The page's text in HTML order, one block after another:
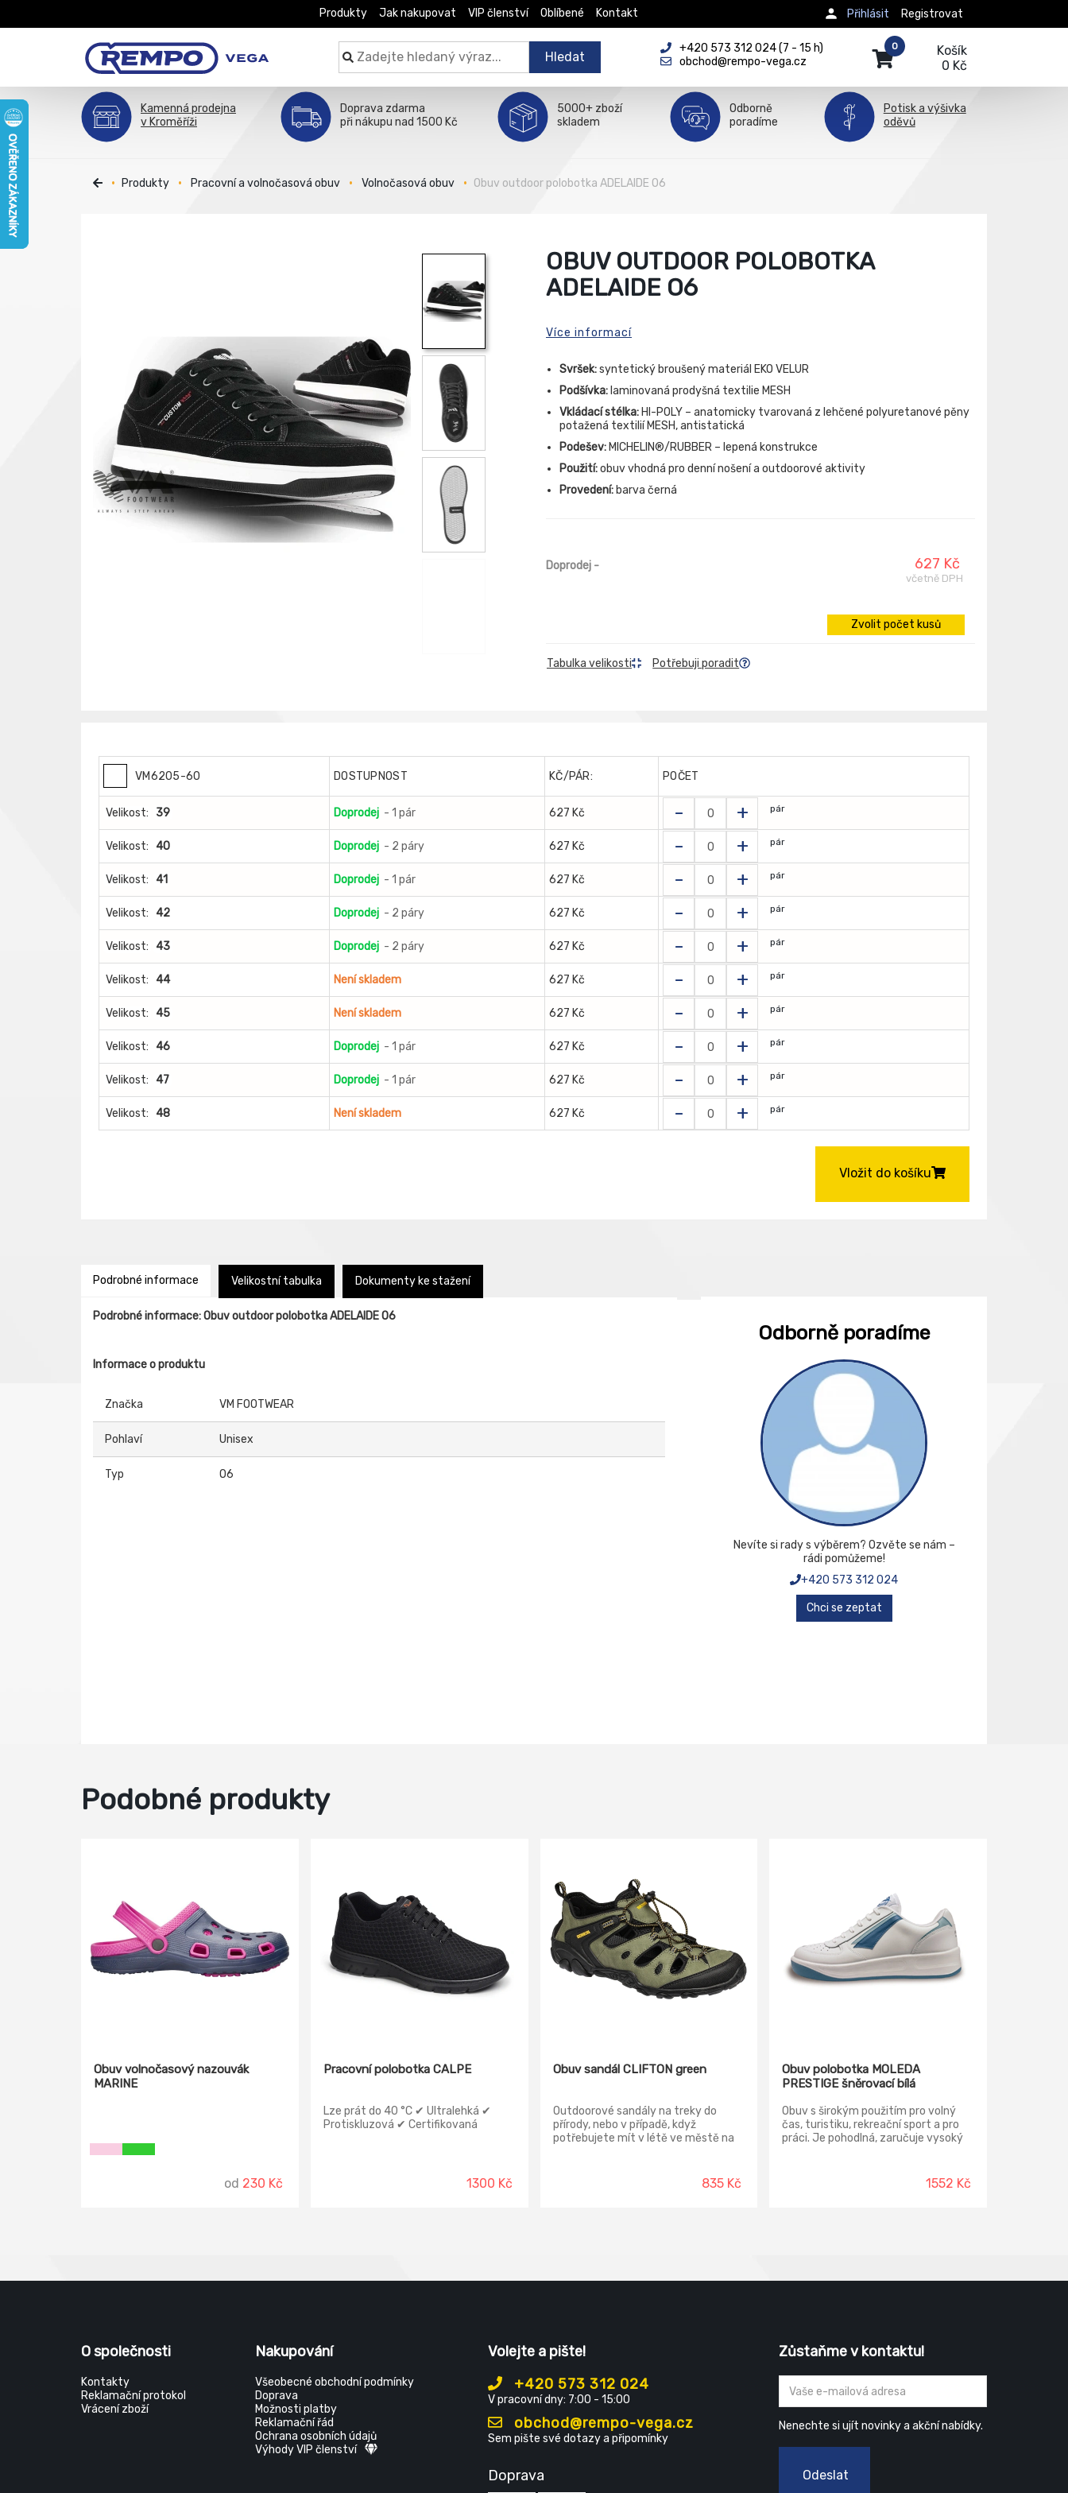
Produkty Jak nakupovat VIP členství Oblíbené Kontakt Registrovat
Přihlásit
Hledat
+420 573 312 024 (7 - 15 h)
obchod@rempo-vega.cz
Košík
0 Kč
0
Kamenná prodejna
v Kroměříži
Doprava zdarma
při nákupu nad 1500 Kč
5000+ zboží
skladem
Odborně
poradíme
Potisk a výšivka
oděvů
Produkty Pracovní a volnočasová obuv Volnočasová obuv Obuv outdoor polobotka ADELAIDE O6
OBUV OUTDOOR POLOBOTKA
ADELAIDE O6
Více informací
Svršek:syntetický broušený materiál EKO VELUR
Podšívka: laminovaná prodyšná textilie MESH
Vkládací stélka: HI-POLY – anatomicky tvarovaná z lehčené polyuretanové pěny
potažená textilií MESH, antistatická
Podešev: MICHELIN®/RUBBER – lepená konstrukce
Použití:obuv vhodná pro denní nošení a outdoorové aktivity
Provedení: barva černá
Doprodej - 627 Kč
včetně DPH
Zvolit počet kusů
Tabulka velikosti Potřebuji poradit
VM6205-60 DOSTUPNOST KČ/PÁR: POČET
Velikost: 39 Doprodej - 1 pár 627 Kč - + pár
Velikost: 40 Doprodej - 2 páry 627 Kč - + pár
Velikost: 41 Doprodej - 1 pár 627 Kč - + pár
Velikost: 42 Doprodej - 2 páry 627 Kč - + pár
Velikost: 43 Doprodej - 2 páry 627 Kč - + pár
Velikost: 44 Není skladem 627 Kč - + pár
Velikost: 45 Není skladem 627 Kč - + pár
Velikost: 46 Doprodej - 1 pár 627 Kč - + pár
Velikost: 47 Doprodej - 1 pár 627 Kč - + pár
Velikost: 48 Není skladem 627 Kč - + pár
Vložit do košíku
Podrobné informace Velikostní tabulka Dokumenty ke stažení
Podrobné informace: Obuv outdoor polobotka ADELAIDE O6
Informace o produktu
Značka VM FOOTWEAR
Pohlaví Unisex
Typ O6
Odborně poradíme
Nevíte si rady s výběrem? Ozvěte se nám –
rádi pomůžeme!
+420 573 312 024
Chci se zeptat
Podobné produkty
Obuv volnočasový nazouvák
MARINE
od 230 Kč
Pracovní polobotka CALPE
Lze prát do 40 °C ✔ Ultralehká ✔
Protiskluzová ✔ Certifikovaná
1300 Kč
Obuv sandál CLIFTON green
Outdoorové sandály na treky do
přírody, nebo v případě, když
potřebujete mít v létě ve městě na
chodidla dýchat. Tyto sandály jsou
odolné, mají uzavřenou špici s
835 Kč
Obuv polobotka MOLEDA
PRESTIGE šněrovací bílá
Obuv s širokým použitím pro volný
čas, turistiku, rekreační sport a pro
práci. Je pohodlná, zaručuje vysoký
použita reflexní značka Moleda.
Svrchní materiál: povrstvená
1552 Kč
O společnosti
Kontakty
Reklamační protokol
Vrácení zboží
Nakupování
Všeobecné obchodní podmínky
Doprava
Možnosti platby
Reklamační řád
Ochrana osobních údajů
Výhody VIP členství
Volejte a pište!
+420 573 312 024
V pracovní dny: 7:00 - 15:00
obchod@rempo-vega.cz
Sem pište své dotazy a připomínky
Doprava
Zůstaňme v kontaktu!
Nenechte si ujít novinky a akční nabídky.
Odeslat